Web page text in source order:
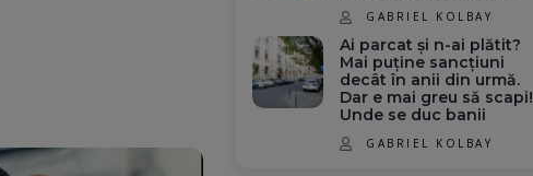
GABRIEL KOLBAY
Ai parcat și n-ai plătit?
Mai puține sancțiuni
decât în anii din urmă.
Dar e mai greu să scapi!
Unde se duc banii
GABRIEL KOLBAY